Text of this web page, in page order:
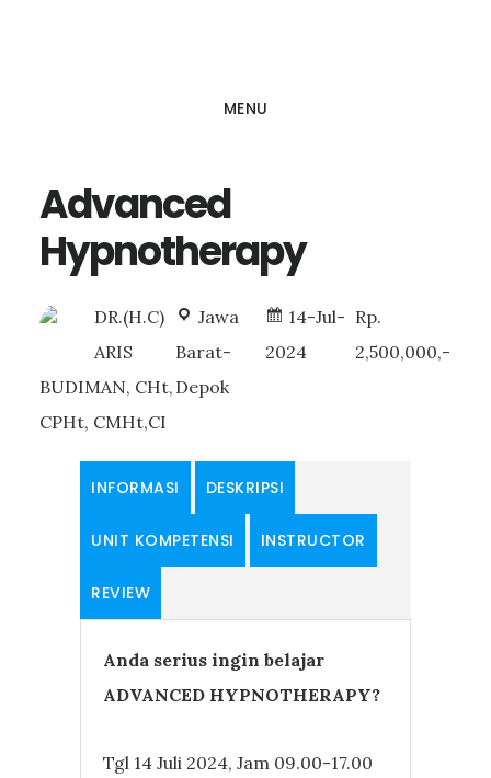
MENU
Advanced
Hypnotherapy
DR.(H.C)
ARIS
BUDIMAN, CHt,
CPHt, CMHt,CI
Jawa
Barat-
Depok
14-Jul-
2024
Rp.
2,500,000,-
INFORMASI DESKRIPSI
UNIT KOMPETENSI INSTRUCTOR
REVIEW
Anda serius ingin belajar
ADVANCED HYPNOTHERAPY?
Tgl 14 Juli 2024, Jam 09.00-17.00